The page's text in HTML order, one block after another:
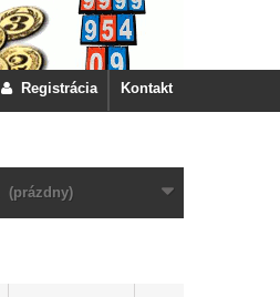
Kontakt
Registrácia
(prázdny)